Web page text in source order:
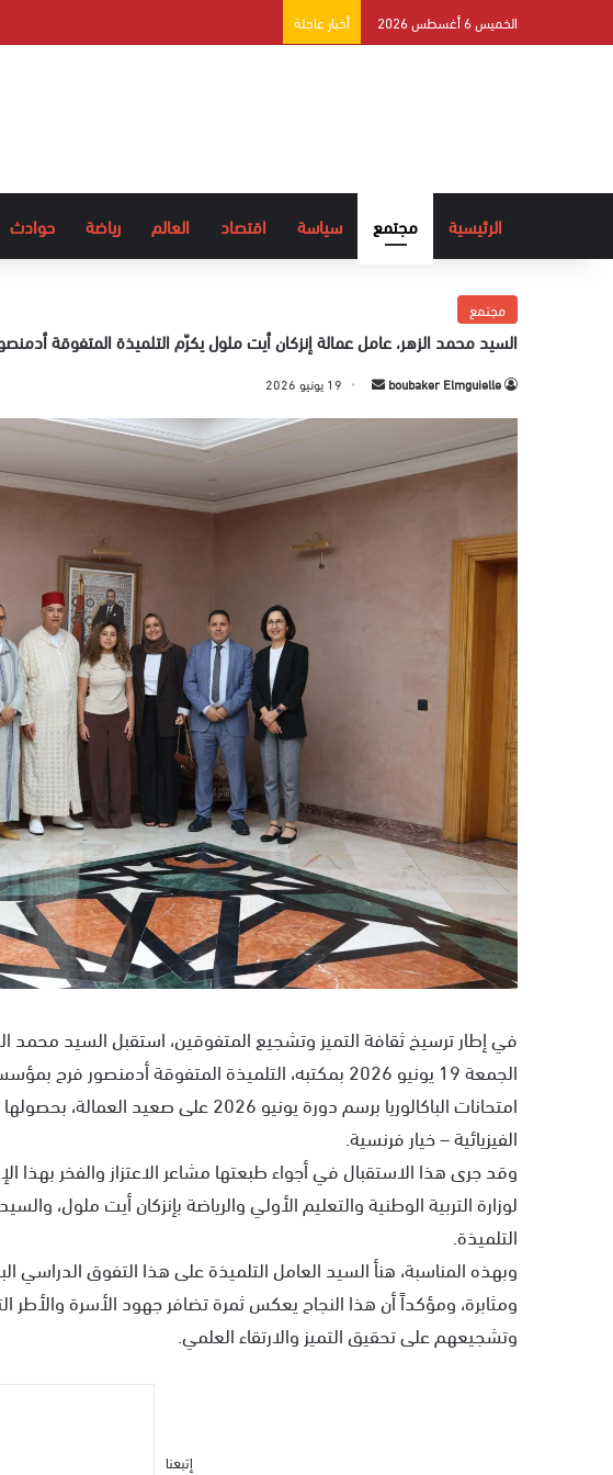
الخميس 6 أغسطس 2026 أخبار عاجلة
الرئيسية مجتمع سياسة اقتصاد العالم رياضة حوادث
مجتمع
السيد محمد الزهر، عامل عمالة إنزكان أيت ملول يكرّم التلميذة المتفوقة
boubaker Elmguielle
ل
ب
ا
19 يونيو 2026
في إطار ترسيخ ثقافة التميز وتشجيع المتفوقين، استقبل السيد محمد
الفيزيائية – خيار فرنسية.
وقد جرى هذا الاستقبال في أجواء طبعتها مشاعر الاعتزاز والفخر بهذا
لوزارة التربية الوطنية والتعليم الأولي والرياضة بإنزكان أيت ملول،
التلميذة.
وبهذه المناسبة، هنأ السيد العامل التلميذة على هذا التفوق الدراسي
ومثابرة، ومؤكداً أن هذا النجاح يعكس ثمرة تضافر جهود الأسرة والأطر
وتشجيعهم على تحقيق التميز والارتقاء العلمي.
إتبعنا